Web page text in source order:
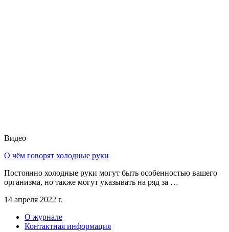
Видео
О чём говорят холодные руки
Постоянно холодные руки могут быть особенностью вашего
организма, но также могут указывать на ряд за …
14 апреля 2022 г.
О журнале
Контактная информация